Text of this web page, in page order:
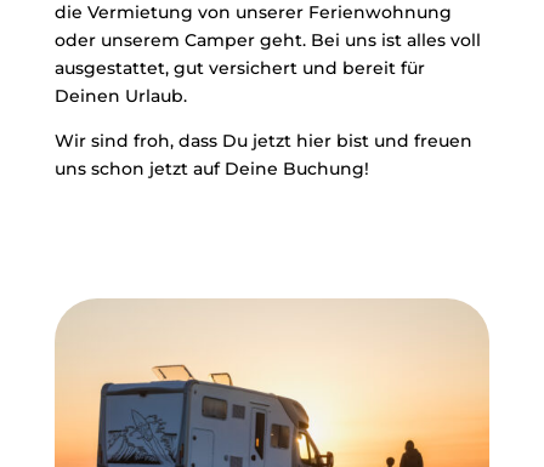
die Vermietung von unserer Ferienwohnung
oder unserem Camper geht. Bei uns ist alles voll
ausgestattet, gut versichert und bereit für
Deinen Urlaub.
Wir sind froh, dass Du jetzt hier bist und freuen
uns schon jetzt auf Deine Buchung!